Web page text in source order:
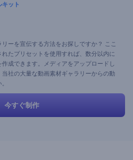
ット
ーを宣伝する方法をお探しですか？ ここ
たプリセットを使用すれば、数分以内に
成できます。メディアをアップロードし
社の大量な動画素材ギャラリーからの動
今すぐ制作